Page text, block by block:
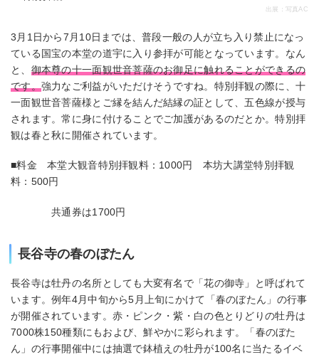
出展：写真AC
3月1日から7月10日までは、普段一般の人が立ち入り禁止になっ
ている国宝の本堂の道宇に入り参拝が可能となっています。なん
と、 御本尊の十一面観世音菩薩のお御足に触れることができるの
です。強力なご利益がいただけそうですね。特別拝観の際に、十
一面観世音菩薩様とご縁を結んだ結縁の証として、五色線が授与
されます。常に身に付けることでご加護があるのだとか。特別拝
観は春と秋に開催されています。
■料金 本堂大観音特別拝観料：1000円 本坊大講堂特別拝観
料：500円
共通券は1700円
長谷寺の春のぼたん
長谷寺は牡丹の名所としても大変有名で「花の御寺」と呼ばれて
います。例年4月中旬から5月上旬にかけて「春のぼたん」の行事
が開催されています。赤・ピンク・紫・白の色とりどりの牡丹は
7000株150種類にもおよび、鮮やかに彩られます。「春のぼた
ん」の行事開催中には抽選で鉢植えの牡丹が100名に当たるイベ